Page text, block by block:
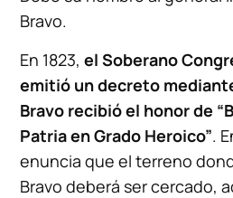
Bravo.
En 1823,el Soberano
emitió un decreto
Bravo recibió el honor de
Patria en Grado Heroico”.
enuncia que el terreno
Bravo deberá ser cercado,